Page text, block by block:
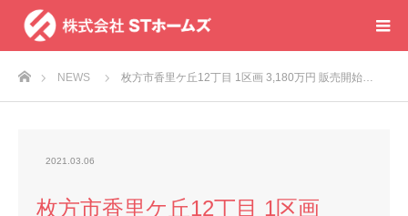
ホームNEWS 枚方市香里ケ丘12丁目 1区画 3,180万円 販売開始…
2021.03.06
枚方市香里ケ丘12丁目 1区画